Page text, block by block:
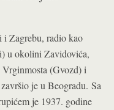
i Zagrebu, radio kao
u okolini Zavidovića,
(Gvozd) i
je u Beogradu. Sa
je 1937. godine